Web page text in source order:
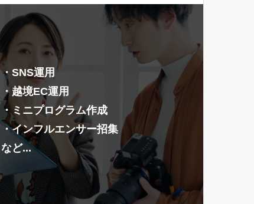
・SNS運用
・越境EC運用
・ミニプログラム作成
・インフルエンサー招集
など...